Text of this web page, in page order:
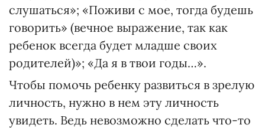
слушаться»; «Поживи с мое, тогда будешь
говорить» (вечное выражение, так как
ребенок всегда будет младше своих
родителей)»; «Да я в твои годы…».
Чтобы помочь ребенку развиться в зрелую
личность, нужно в нем эту личность
увидеть. Ведь невозможно сделать что-то